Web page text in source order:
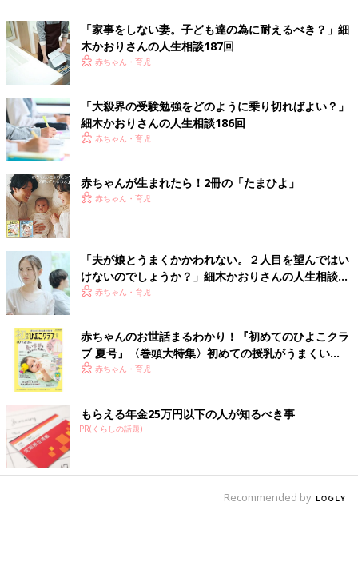
「家事をしない妻。子ども達の為に耐えるべき？」細
木かおりさんの人生相談187回
赤ちゃん・育児
「大殺界の受験勉強をどのように乗り切ればよい？」
細木かおりさんの人生相談186回
赤ちゃん・育児
赤ちゃんが生まれたら！2冊の「たまひよ」
赤ちゃん・育児
「夫が娘とうまくかかわれない。２人目を望んではい
けないのでしょうか？」細木かおりさんの人生相談
183回赤ちゃん・育児
赤ちゃんのお世話まるわかり！『初めてのひよこクラ
ブ 夏号』〈巻頭大特集〉初めての授乳がうまくい
く！ おっぱい・ミルクの基本と夏のトラブル 解決テ
赤ちゃん・育児
もらえる年金25万円以下の人が知るべき事
PR(くらしの話題)
Recommended by